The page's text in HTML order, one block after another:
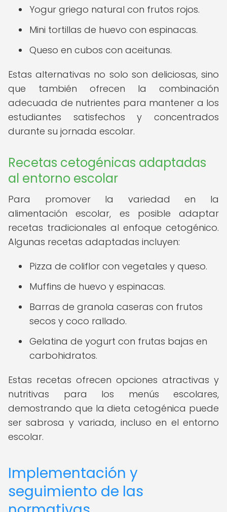
Yogur griego natural con frutos rojos.
Mini tortillas de huevo con espinacas.
Queso en cubos con aceitunas.
Estas alternativas no solo son deliciosas, sino
que también ofrecen la combinación
adecuada de nutrientes para mantener a los
estudiantes satisfechos y concentrados
durante su jornada escolar.
Recetas cetogénicas adaptadas
al entorno escolar
Para promover la variedad en la
alimentación escolar, es posible adaptar
recetas tradicionales al enfoque cetogénico.
Algunas recetas adaptadas incluyen:
Pizza de coliflor con vegetales y queso.
Muffins de huevo y espinacas.
Barras de granola caseras con frutos
secos y coco rallado.
Gelatina de yogurt con frutas bajas en
carbohidratos.
Estas recetas ofrecen opciones atractivas y
nutritivas para los menús escolares,
demostrando que la dieta cetogénica puede
ser sabrosa y variada, incluso en el entorno
escolar.
Implementación y
seguimiento de las